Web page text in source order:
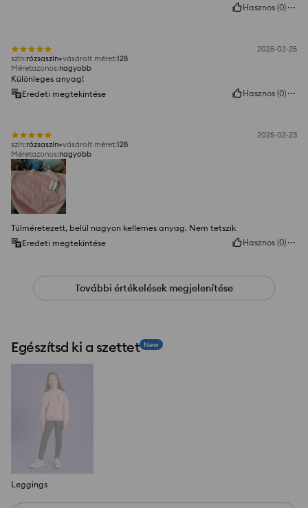
Hasznos (0)
2025-02-25
szín:rózsaszín vásárolt méret:128
Méretazonos:nagyobb
Különleges anyag!
Eredeti megtekintése
Hasznos (0)
2025-02-23
szín:rózsaszín vásárolt méret:128
Méretazonos:nagyobb
Túlméretezett, belül nagyon kellemes anyag. Nem tetszik
Eredeti megtekintése
Hasznos (0)
További értékelések megjelenítése
Egészítsd ki a szettet New
Leggings